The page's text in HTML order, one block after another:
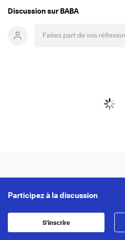
Discussion sur BABA
Participez à la discussion
S'inscrire